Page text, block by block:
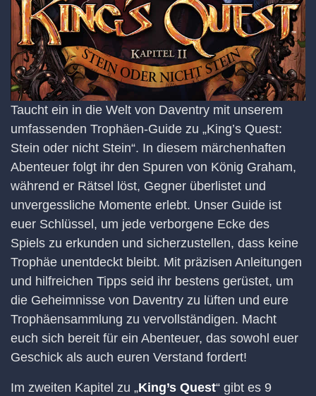
Taucht ein in die Welt von Daventry mit unserem
umfassenden Trophäen-Guide zu „King’s Quest:
Stein oder nicht Stein“. In diesem märchenhaften
Abenteuer folgt ihr den Spuren von König Graham,
während er Rätsel löst, Gegner überlistet und
unvergessliche Momente erlebt. Unser Guide ist
euer Schlüssel, um jede verborgene Ecke des
Spiels zu erkunden und sicherzustellen, dass keine
Trophäe unentdeckt bleibt. Mit präzisen Anleitungen
und hilfreichen Tipps seid ihr bestens gerüstet, um
die Geheimnisse von Daventry zu lüften und eure
Trophäensammlung zu vervollständigen. Macht
euch sich bereit für ein Abenteuer, das sowohl euer
Geschick als auch euren Verstand fordert!
Im zweiten Kapitel zu „King’s Quest“ gibt es 9